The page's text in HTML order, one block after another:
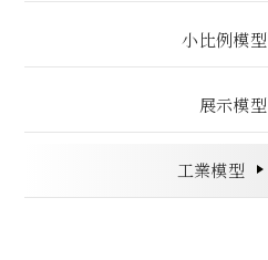
小比例模型
展示模型
工業模型